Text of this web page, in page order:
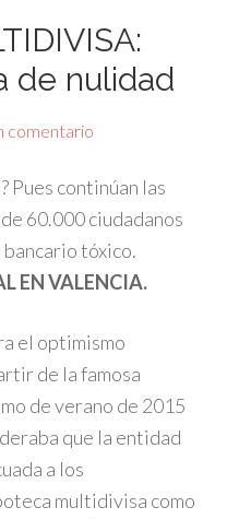
de nulidad
comentario
Pues continúan las
60.000 ciudadanos
tóxico.
EN VALENCIA.
el optimismo
de la famosa
de verano de 2015
que la entidad
a los
multidivisa como